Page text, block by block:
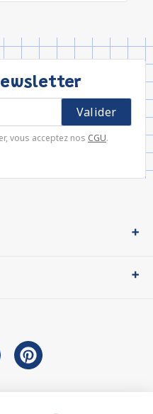
vous acceptez nos CGU.